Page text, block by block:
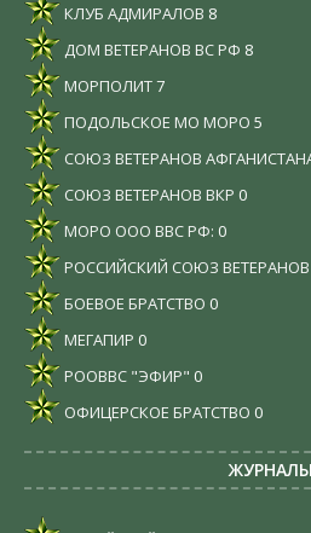
КЛУБ АДМИРАЛОВ 8
ДОМ ВЕТЕРАНОВ ВС РФ 8
МОРПОЛИТ7
ПОДОЛЬСКОЕ МО МОРО 5
СОЮЗ ВЕТЕРАНОВ
СОЮЗ ВЕТЕРАНОВ ВКР 0
МОРО ООО ВВС РФ: 0
РОССИЙСКИЙ СОЮЗ ВЕТЕРАНОВ
БОЕВОЕ БРАТСТВО 0
МЕГАПИР 0
РООВВС "ЭФИР" 0
ОФИЦЕРСКОЕ БРАТСТВО 0
ЖУРНАЛЫ